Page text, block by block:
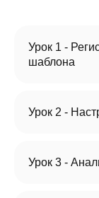
Урок 1 -
шаблона
Урок 2 -
Урок 3 -